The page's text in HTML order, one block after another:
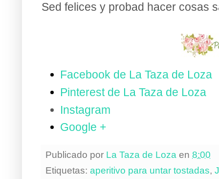
Sed felices y probad hacer cosas
Facebook de La Taza de Loza
Pinterest de La Taza de Loza
Instagram
Google +
Publicado por La Taza de Loza en 8:00
Etiquetas: aperitivo para untar tostadas,